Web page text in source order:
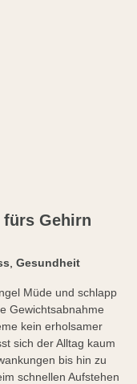
fürs Gehirn
, Gesundheit
Müde und schlapp
Gewichtsabnahme
kein erholsamer
sich der Alltag kaum
bis hin zu
schnellen Aufstehen